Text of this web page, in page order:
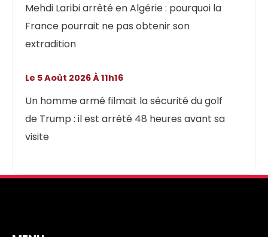
Mehdi Laribi arrêté en Algérie : pourquoi la
France pourrait ne pas obtenir son
extradition
Un homme armé filmait la sécurité du golf
de Trump : il est arrêté 48 heures avant sa
visite
Le 5 Août 2026 À 11h16